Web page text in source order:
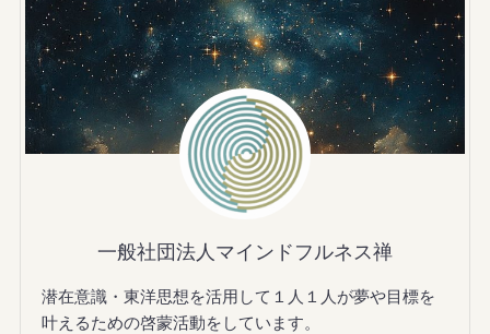
一般社団法人マインドフルネス禅
潜在意識・東洋思想を活用して１人１人が夢や目標を
叶えるための啓蒙活動をしています。